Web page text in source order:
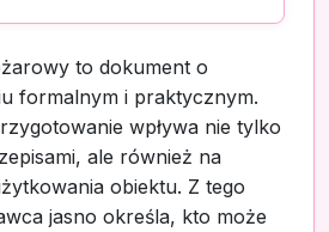
to dokument o
formalnym i praktycznym.
wpływa nie tylko
ale również na
obiektu. Z tego
jasno określa, kto może